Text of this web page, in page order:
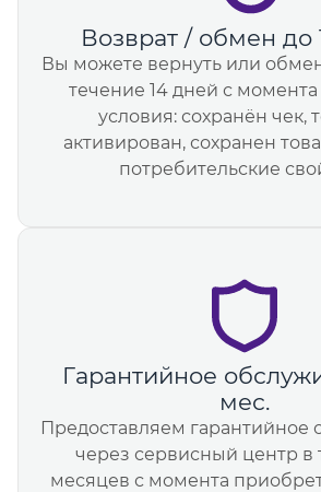
Возврат / обмен до
Вы можете вернуть или
течение 14 дней с
условия: сохранён чек,
активирован, сохранен
потребительские
Гарантийное
мес.
Предоставляем гарантийное
через сервисный центр в
месяцев с момента